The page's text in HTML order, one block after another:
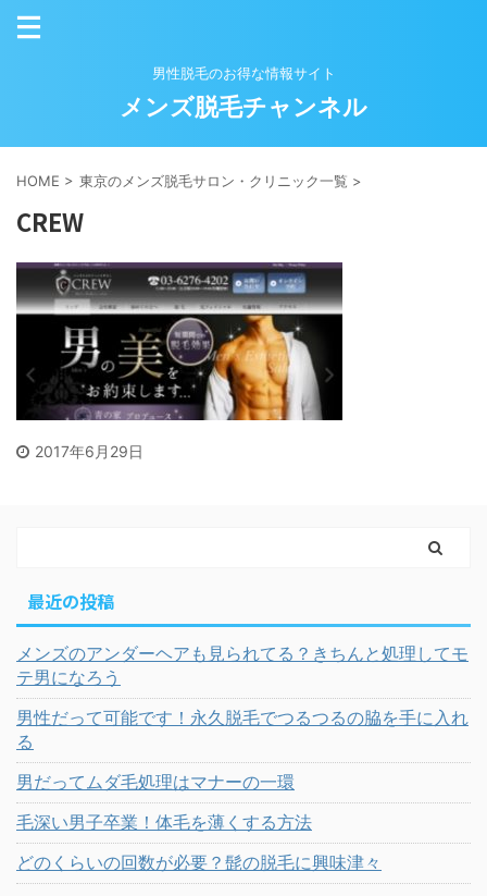
男性脱毛のお得な情報サイト
メンズ脱毛チャンネル
HOME > 東京のメンズ脱毛サロン・クリニック一覧 >
CREW
2017年6月29日
最近の投稿
メンズのアンダーヘアも見られてる？きちんと処理してモ
テ男になろう
男性だって可能です！永久脱毛でつるつるの脇を手に入れ
る
男だってムダ毛処理はマナーの一環
毛深い男子卒業！体毛を薄くする方法
どのくらいの回数が必要？髭の脱毛に興味津々